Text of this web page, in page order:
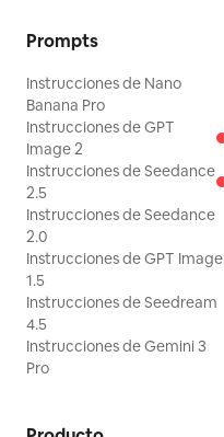
Prompts
Instrucciones de Nano
Banana Pro
Instrucciones de GPT
Image 2
Instrucciones de Seedance
2.5
Instrucciones de Seedance
2.0
Instrucciones de GPT Image
1.5
Instrucciones de Seedream
4.5
Instrucciones de Gemini 3
Pro